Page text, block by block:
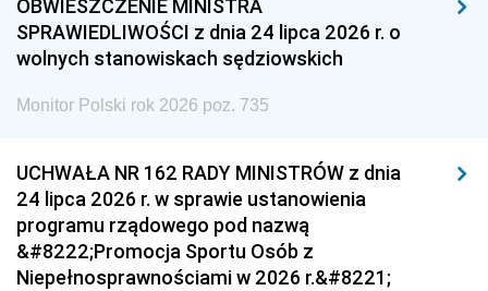
OBWIESZCZENIE MINISTRA
SPRAWIEDLIWOŚCI z dnia 24 lipca 2026 r. o
wolnych stanowiskach sędziowskich
Monitor Polski rok 2026 poz. 735
UCHWAŁA NR 162 RADY MINISTRÓW z dnia
24 lipca 2026 r. w sprawie ustanowienia
programu rządowego pod nazwą
&#8222;Promocja Sportu Osób z
Niepełnosprawnościami w 2026 r.&#8221;